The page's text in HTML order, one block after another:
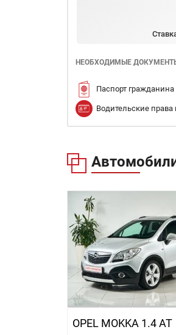
НЕОБХОДИМЫЕ
Паспорт
Водительские
OPEL MOKKA 1.4 AT